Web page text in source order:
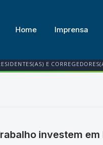
Home Imprensa
E
investem